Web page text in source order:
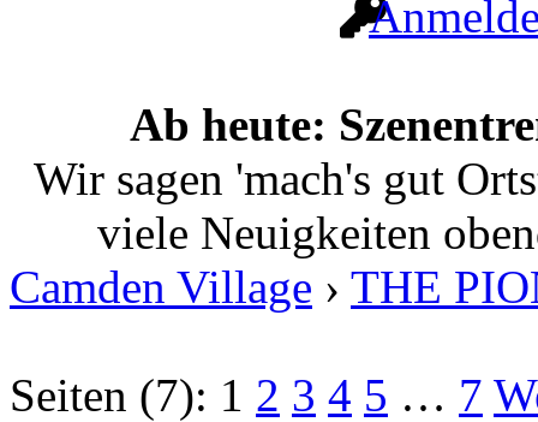
Ab heute:
Wir sagen 'mach's gut
viele Neuigkeiten
Camden Village › THE
Seiten (7): 1 2 3 4 5 … 7